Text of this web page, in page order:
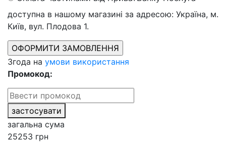
доступна в нашому магазині за адресою: Україна, м.
Київ, вул. Плодова 1.
Згода на умови використання
Промокод:
застосувати
загальна сума
25253 грн